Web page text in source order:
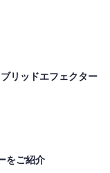
リッドエフェクター
をご紹介